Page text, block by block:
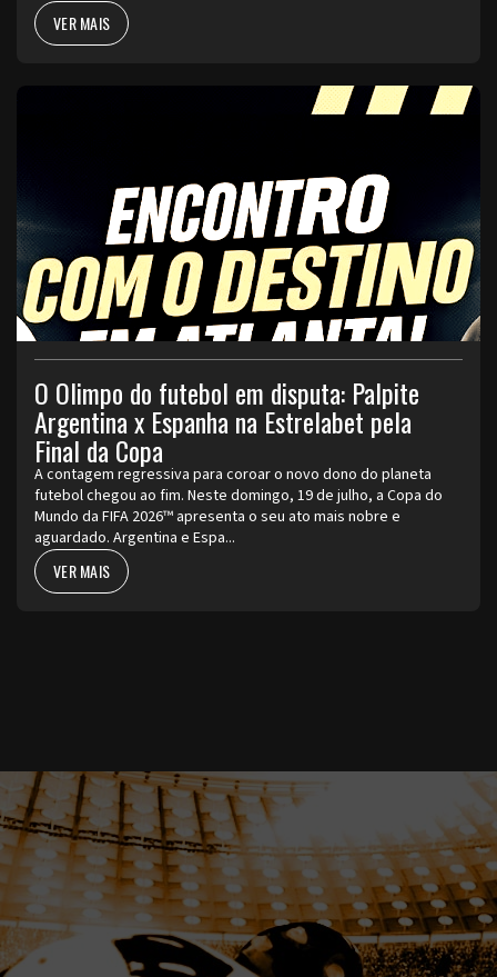
VER MAIS
O Olimpo do futebol em disputa: Palpite
Argentina x Espanha na Estrelabet pela
Final da Copa
A contagem regressiva para coroar o novo dono do planeta
futebol chegou ao fim. Neste domingo, 19 de julho, a Copa do
Mundo da FIFA 2026™ apresenta o seu ato mais nobre e
aguardado. Argentina e Espa...
VER MAIS